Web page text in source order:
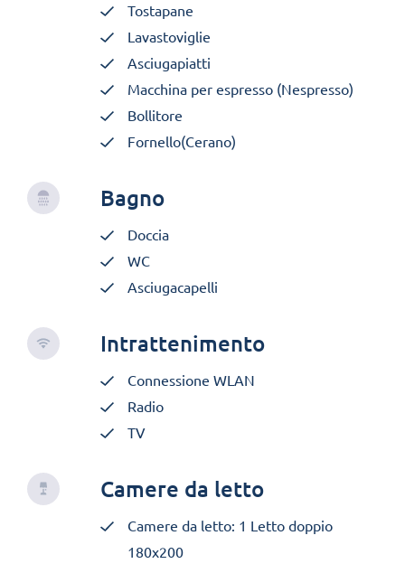
Tostapane
Lavastoviglie
Asciugapiatti
Macchina per espresso (Nespresso)
Bollitore
Fornello(Cerano)
Bagno
Doccia
WC
Asciugacapelli
Intrattenimento
Connessione WLAN
Radio
TV
Camere da letto
Camere da letto: 1 Letto doppio
180x200